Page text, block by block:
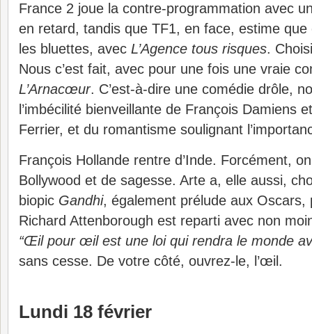
France 2 joue la contre-programmation avec
en retard, tandis que TF1, en face, estime
les bluettes, avec L’Agence tous risques.
Nous c’est fait, avec pour une fois une vraie
L’Arnacœur. C’est-à-dire une comédie drôle,
l’imbécilité bienveillante de François Damiens
Ferrier, et du romantisme soulignant
François Hollande rentre d’Inde. Forcément,
Bollywood et de sagesse. Arte a, elle aussi,
biopic Gandhi, également prélude aux Oscars,
Richard Attenborough est reparti avec non
“Œil pour œil est une loi qui rendra le monde
sans cesse. De votre côté, ouvrez-le, l’œil.
Lundi 18 février